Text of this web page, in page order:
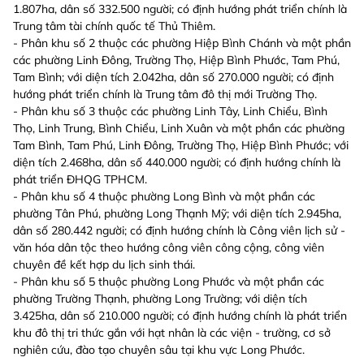
1.807ha, dân số 332.500 người; có định hướng phát triển chính là
Trung tâm tài chính quốc tế Thủ Thiêm.
- Phân khu số 2 thuộc các phường Hiệp Bình Chánh và một phần
các phường Linh Đông, Trường Thọ, Hiệp Bình Phước, Tam Phú,
Tam Bình; với diện tích 2.042ha, dân số 270.000 người; có định
hướng phát triển chính là Trung tâm đô thị mới Trường Thọ.
- Phân khu số 3 thuộc các phường Linh Tây, Linh Chiểu, Bình
Thọ, Linh Trung, Bình Chiểu, Linh Xuân và một phần các phường
Tam Bình, Tam Phú, Linh Đông, Trường Thọ, Hiệp Bình Phước; với
diện tích 2.468ha, dân số 440.000 người; có định hướng chính là
phát triển ĐHQG TPHCM.
- Phân khu số 4 thuộc phường Long Bình và một phần các
phường Tân Phú, phường Long Thạnh Mỹ; với diện tích 2.945ha,
dân số 280.442 người; có định hướng chính là Công viên lịch sử -
văn hóa dân tộc theo hướng công viên công cộng, công viên
chuyên đề kết hợp du lịch sinh thái.
- Phân khu số 5 thuộc phường Long Phước và một phần các
phường Trường Thạnh, phường Long Trường; với diện tích
3.425ha, dân số 210.000 người; có định hướng chính là phát triển
khu đô thị tri thức gắn với hạt nhân là các viện - trường, cơ sở
nghiên cứu, đào tạo chuyên sâu tại khu vực Long Phước.